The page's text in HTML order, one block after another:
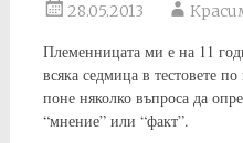
28.05.2013
Племенницата ми е на 11
всяка седмица в тестовете
поне няколко въпроса да
“мнение” или “факт”.